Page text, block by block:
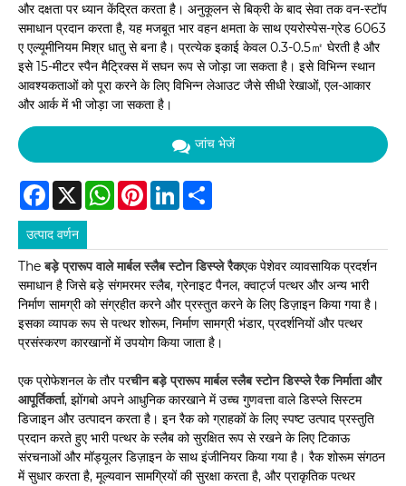
और दक्षता पर ध्यान केंद्रित करता है। अनुकूलन से बिक्री के बाद सेवा तक वन-स्टॉप
समाधान प्रदान करता है, यह मजबूत भार वहन क्षमता के साथ एयरोस्पेस-ग्रेड 6063
ए एल्यूमीनियम मिश्र धातु से बना है। प्रत्येक इकाई केवल 0.3-0.5㎡ घेरती है और
इसे 15-मीटर स्पैन मैट्रिक्स में सघन रूप से जोड़ा जा सकता है। इसे विभिन्न स्थान
आवश्यकताओं को पूरा करने के लिए विभिन्न लेआउट जैसे सीधी रेखाओं, एल-आकार
और आर्क में भी जोड़ा जा सकता है।
जांच भेजें
Facebook
X WhatsAppPinterestLinkedIn
उत्पाद वर्णन
Theबड़े प्रारूप वाले मार्बल स्लैब स्टोन डिस्प्ले रैकएक पेशेवर व्यावसायिक प्रदर्शन
समाधान है जिसे बड़े संगमरमर स्लैब, ग्रेनाइट पैनल, क्वार्ट्ज पत्थर और अन्य भारी
निर्माण सामग्री को संग्रहीत करने और प्रस्तुत करने के लिए डिज़ाइन किया गया है।
इसका व्यापक रूप से पत्थर शोरूम, निर्माण सामग्री भंडार, प्रदर्शनियों और पत्थर
प्रसंस्करण कारखानों में उपयोग किया जाता है।
एक प्रोफेशनल के तौर परचीन बड़े प्रारूप मार्बल स्लैब स्टोन डिस्प्ले रैक निर्माता और
आपूर्तिकर्ता, झोंगबो अपने आधुनिक कारखाने में उच्च गुणवत्ता वाले डिस्प्ले सिस्टम
डिजाइन और उत्पादन करता है। इन रैक को ग्राहकों के लिए स्पष्ट उत्पाद प्रस्तुति
प्रदान करते हुए भारी पत्थर के स्लैब को सुरक्षित रूप से रखने के लिए टिकाऊ
संरचनाओं और मॉड्यूलर डिज़ाइन के साथ इंजीनियर किया गया है। रैक शोरूम संगठन
में सुधार करता है, मूल्यवान सामग्रियों की सुरक्षा करता है, और प्राकृतिक पत्थर